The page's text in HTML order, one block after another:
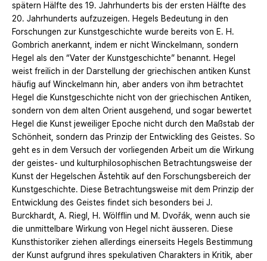
spätern Hälfte des 19. Jahrhunderts bis der ersten Hälfte des
20. Jahrhunderts aufzuzeigen. Hegels Bedeutung in den
Forschungen zur Kunstgeschichte wurde bereits von E. H.
Gombrich anerkannt, indem er nicht Winckelmann, sondern
Hegel als den “Vater der Kunstgeschichte” benannt. Hegel
weist freilich in der Darstellung der griechischen antiken Kunst
häufig auf Winckelmann hin, aber anders von ihm betrachtet
Hegel die Kunstgeschichte nicht von der griechischen Antiken,
sondern von dem alten Orient ausgehend, und sogar bewertet
Hegel die Kunst jeweiliger Epoche nicht durch den Maßstab der
Schönheit, sondern das Prinzip der Entwickling des Geistes. So
geht es in dem Versuch der vorliegenden Arbeit um die Wirkung
der geistes- und kulturphilosophischen Betrachtungsweise der
Kunst der Hegelschen Ästehtik auf den Forschungsbereich der
Kunstgeschichte. Diese Betrachtungsweise mit dem Prinzip der
Entwicklung des Geistes findet sich besonders bei J.
Burckhardt, A. Riegl, H. Wölfflin und M. Dvořák, wenn auch sie
die unmittelbare Wirkung von Hegel nicht äusseren. Diese
Kunsthistoriker ziehen allerdings einerseits Hegels Bestimmung
der Kunst aufgrund ihres spekulativen Charakters in Kritik, aber